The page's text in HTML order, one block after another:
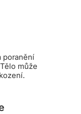
poranění
může